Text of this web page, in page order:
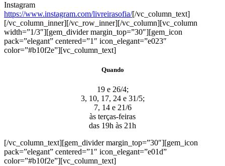
Instagram
https://www.instagram.com/livreirasofia/[/vc_column_text]
[/vc_column_inner][/vc_row_inner][/vc_column][vc_column
width=”1/3″][gem_divider margin_top=”30″][gem_icon
pack=”elegant” centered=”1″ icon_elegant=”e023″
color=”#b10f2e”][vc_column_text]
Quando
19 e 26/4;
3, 10, 17, 24 e 31/5;
7, 14 e 21/6
às terças-feiras
das 19h às 21h
[/vc_column_text][gem_divider margin_top=”30″][gem_icon
pack=”elegant” centered=”1″ icon_elegant=”e01d”
color=”#b10f2e”][vc_column_text]